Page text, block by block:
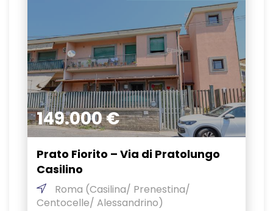
149.000 €
Prato Fiorito – Via di Pratolungo
Casilino
Roma (Casilina/ Prenestina/
Centocelle/ Alessandrino)